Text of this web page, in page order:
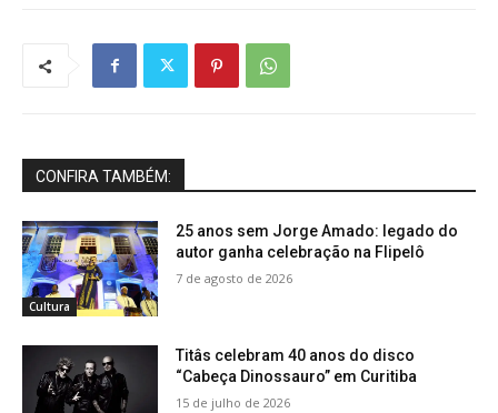
CONFIRA TAMBÉM:
Cultura
25 anos sem Jorge Amado: legado do
autor ganha celebração na Flipelô
7 de agosto de 2026
Titâs celebram 40 anos do disco
“Cabeça Dinossauro” em Curitiba
15 de julho de 2026